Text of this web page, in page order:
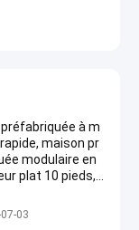
à m
maison pr
modulaire en
plat 10 pieds, 2
conteneurs à emba
03